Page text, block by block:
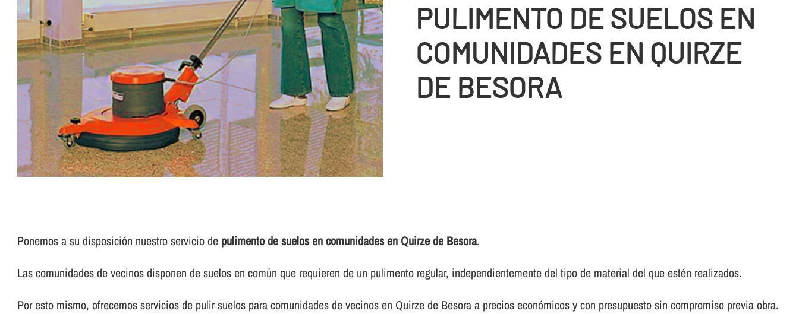
PULIMENTO DE SUELOS EN
COMUNIDADES EN QUIRZE
DE BESORA
Ponemos a su disposición nuestro servicio de pulimento de suelos en comunidades en Quirze de Besora.
Las comunidades de vecinos disponen de suelos en común que requieren de un pulimento regular, independientemente del tipo de material del que estén realizados.
Por esto mismo, ofrecemos servicios de pulir suelos para comunidades de vecinos en Quirze de Besora a precios económicos y con presupuesto sin compromiso previa obra.